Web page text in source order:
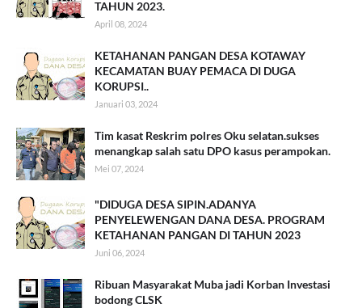
TAHUN 2023.
April 08, 2024
KETAHANAN PANGAN DESA KOTAWAY
KECAMATAN BUAY PEMACA DI DUGA
KORUPSI..
Januari 03, 2024
Tim kasat Reskrim polres Oku selatan.sukses
menangkap salah satu DPO kasus perampokan.
Mei 07, 2024
"DIDUGA DESA SIPIN.ADANYA
PENYELEWENGAN DANA DESA. PROGRAM
KETAHANAN PANGAN DI TAHUN 2023
Juni 06, 2024
Ribuan Masyarakat Muba jadi Korban Investasi
bodong CLSK